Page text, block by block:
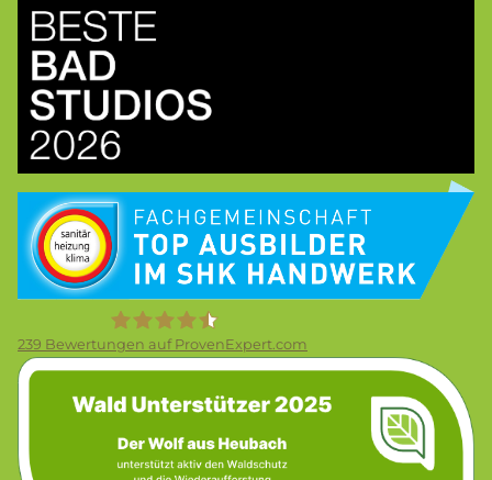
239 Bewertungen auf ProvenExpert.com
Bild